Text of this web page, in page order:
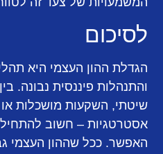
לסיכום
הגדלת ההון העצמי היא
והתנהלות פיננסית נבונה.
שיטתי, השקעות מושכלות
אסטרטגיות – חשוב
האפשר. ככל שההון העצמי